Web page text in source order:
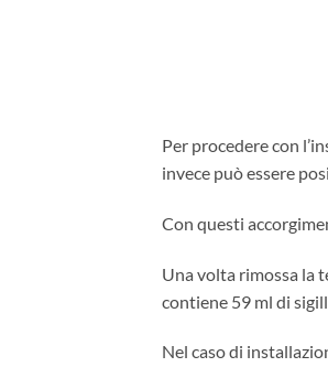
Per procedere con
invece può essere
Con questi
Una volta rimossa la
contiene 59 ml di
Nel caso di